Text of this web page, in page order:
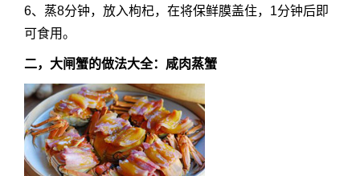
6、蒸8分钟，放入枸杞，在将保鲜膜盖住，1分钟后即
可食用。
二，大闸蟹的做法大全：咸肉蒸蟹